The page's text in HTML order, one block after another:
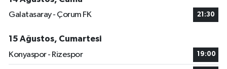
Galatasaray - Çorum FK
21:30
15 Ağustos, Cumartesi
Konyaspor - Rizespor
19:00